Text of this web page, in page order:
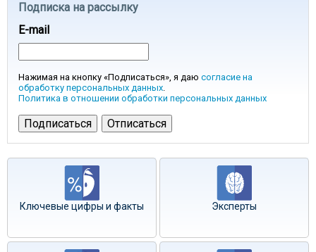
Подписка на рассылку
E-mail
Нажимая на кнопку «Подписаться», я даю согласие на
обработку персональных данных.
Политика в отношении обработки персональных данных
Ключевые цифры и факты Эксперты